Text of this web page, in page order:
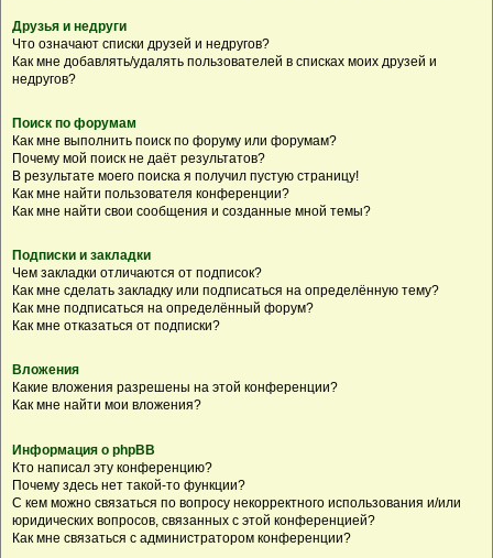
Друзья и недруги
Что означают списки друзей и недругов?
Как мне добавлять/удалять пользователей в списках моих друзей и
недругов?
Поиск по форумам
Как мне выполнить поиск по форуму или форумам?
Почему мой поиск не даёт результатов?
В результате моего поиска я получил пустую страницу!
Как мне найти пользователя конференции?
Как мне найти свои сообщения и созданные мной темы?
Подписки и закладки
Чем закладки отличаются от подписок?
Как мне сделать закладку или подписаться на определённую тему?
Как мне подписаться на определённый форум?
Как мне отказаться от подписки?
Вложения
Какие вложения разрешены на этой конференции?
Как мне найти мои вложения?
Информация о phpBB
Кто написал эту конференцию?
Почему здесь нет такой-то функции?
С кем можно связаться по вопросу некорректного использования и/или
юридических вопросов, связанных с этой конференцией?
Как мне связаться с администратором конференции?